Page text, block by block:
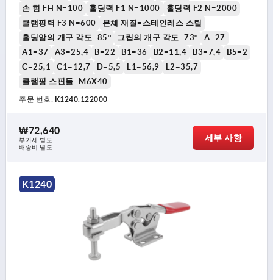
손 힘 FH N=100
홀딩력 F1 N=1000
홀딩력 F2 N=2000
클램핑력 F3 N=600
본체 재질=스테인레스 스틸
홀딩암의 개구 각도=85°
그립의 개구 각도=73°
A=27
A1=37
A3=25,4 B=22 B1=36 B2=11,4 B3=7,4
B5=2
C=25,1
C1=12,7 D=5,5 L1=56,9
L2=35,7
클램핑 스핀들=M6X40
주문 번호: K1240.122000
₩72,640
부가세 별도
배송비 별도
세부 사항
K1240